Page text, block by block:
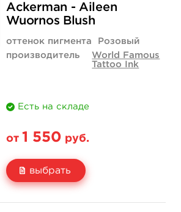
купить
Ackerman - Aileen
Wuornos Blush
оттенок пигмента
Розовый
производитель
World Famous
Tattoo Ink
Есть на складе
от 1 550 руб.
выбрать